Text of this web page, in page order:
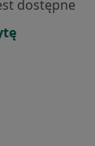
dostępne